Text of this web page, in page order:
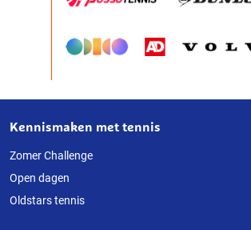
Over
deze
website
Kennismaken met tennis
Zomer Challenge
Open dagen
Oldstars tennis